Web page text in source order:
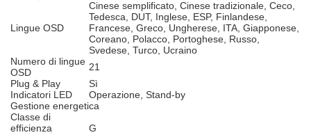
Lingue OSD
Cinese semplificato, Cinese tradizionale, Ceco,
Tedesca, DUT, Inglese, ESP, Finlandese,
Francese, Greco, Ungherese, ITA, Giapponese,
Coreano, Polacco, Portoghese, Russo,
Svedese, Turco, Ucraino
Numero di lingue
OSD
21
Plug & Play
Sì
Indicatori LED
Operazione, Stand-by
Gestione energetica
Classe di
efficienza
G